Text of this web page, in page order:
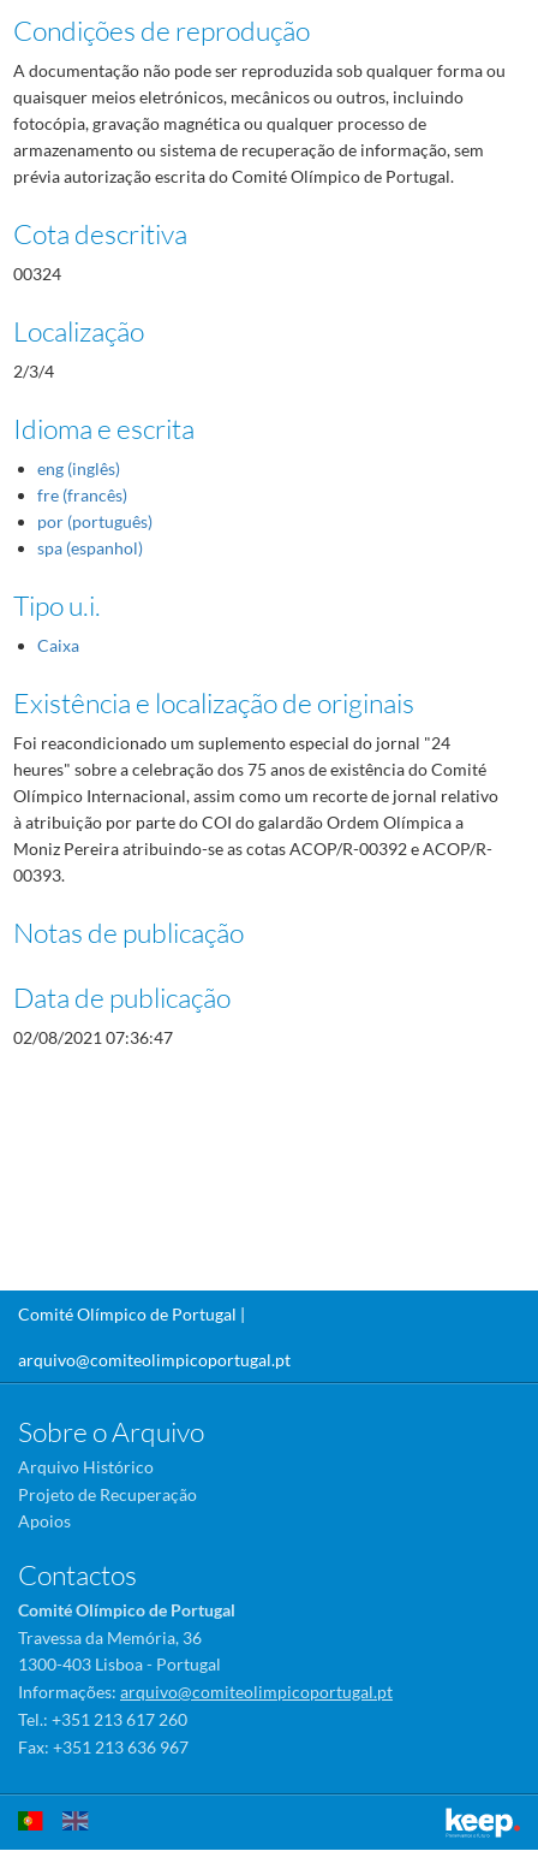
Condições de reprodução
A documentação não pode ser reproduzida sob qualquer forma ou
quaisquer meios eletrónicos, mecânicos ou outros, incluindo
fotocópia, gravação magnética ou qualquer processo de
armazenamento ou sistema de recuperação de informação, sem
prévia autorização escrita do Comité Olímpico de Portugal.
Cota descritiva
00324
Localização
2/3/4
Idioma e escrita
eng (inglês)
fre (francês)
por (português)
spa (espanhol)
Tipo u.i.
Caixa
Existência e localização de originais
Foi reacondicionado um suplemento especial do jornal "24
heures" sobre a celebração dos 75 anos de existência do Comité
Olímpico Internacional, assim como um recorte de jornal relativo
à atribuição por parte do COI do galardão Ordem Olímpica a
Moniz Pereira atribuindo-se as cotas ACOP/R-00392 e ACOP/R-
00393.
Notas de publicação
Data de publicação
02/08/2021 07:36:47
Comité Olímpico de Portugal |
arquivo@comiteolimpicoportugal.pt
Sobre o Arquivo
Arquivo Histórico
Projeto de Recuperação
Apoios
Contactos
Comité Olímpico de Portugal
Travessa da Memória, 36
1300-403 Lisboa - Portugal
Informações: arquivo@comiteolimpicoportugal.pt
Tel.: +351 213 617 260
Fax: +351 213 636 967